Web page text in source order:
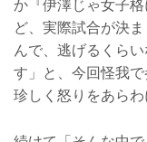
か『伊澤じゃ女子
ど、実際試合が決
んで、逃げるくら
す」と、今回怪我
珍しく怒りをあらわ